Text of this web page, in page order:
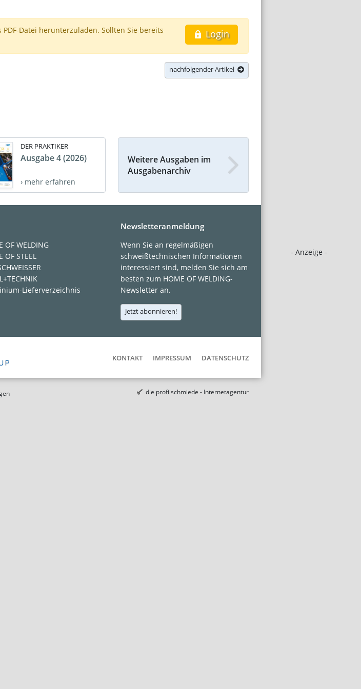
- Anzeige -
Login
Datei herunterzuladen. Sollten Sie bereits
nachfolgender Artikel
DER PRAKTIKER
Ausgabe 4 (2026)
› mehr erfahren
Weitere Ausgaben im
Ausgabenarchiv
OF WELDING
OF STEEL
Lieferverzeichnis
Newsletteranmeldung
Wenn Sie an regelmäßigen
schweißtechnischen Informationen
interessiert sind, melden Sie sich am
besten zum HOME OF WELDING-
Newsletter an.
Jetzt abonnieren!
KONTAKT IMPRESSUM DATENSCHUTZ
die profilschmiede - Internetagentur